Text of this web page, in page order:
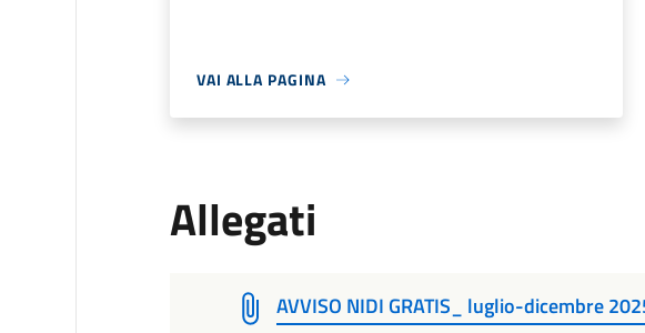
VAI ALLA PAGINA
Allegati
AVVISO NIDI GRATIS_ luglio-dicembre